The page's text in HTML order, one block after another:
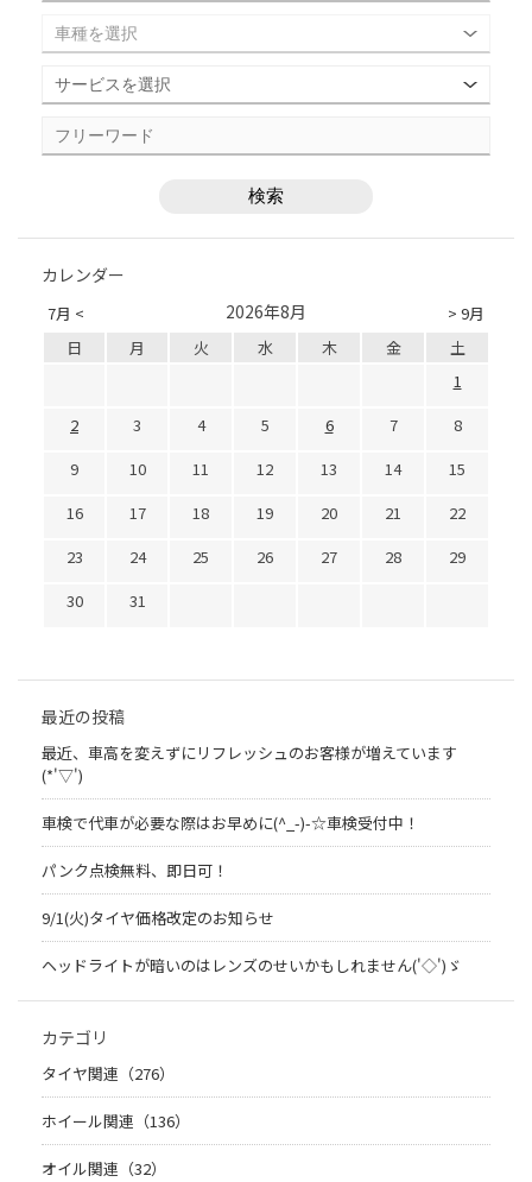
カレンダー
7月 < > 9月
2026年8月
日 月 火 水 木 金
土
1
2
3 4 5 6 7
8
9
10 11 12 13 14
15
16
17 18 19 20 21
22
23
24 25 26 27 28
29
30
31
最近の投稿
最近、車高を変えずにリフレッシュのお客様が増えています
(*'▽')
車検で代車が必要な際はお早めに(^_-)-☆車検受付中！
パンク点検無料、即日可！
9/1(火)タイヤ価格改定のお知らせ
ヘッドライトが暗いのはレンズのせいかもしれません('◇')ゞ
カテゴリ
タイヤ関連（276）
ホイール関連（136）
オイル関連（32）